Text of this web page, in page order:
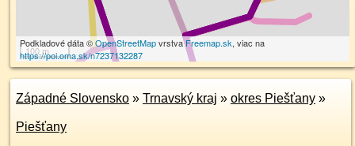
100 m
Podkladové dáta ©OpenStreetMapvrstvaFreemap.sk, viac na
https://poi.oma.sk/n7237132287
Západné Slovensko » Trnavský kraj » okres Piešťany »
Piešťany